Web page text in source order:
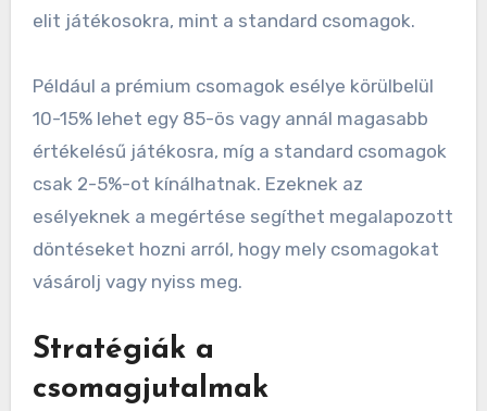
elit játékosokra, mint a standard csomagok.
Például a prémium csomagok esélye körülbelül
10-15% lehet egy 85-ös vagy annál magasabb
értékelésű játékosra, míg a standard csomagok
csak 2-5%-ot kínálhatnak. Ezeknek az
esélyeknek a megértése segíthet megalapozott
döntéseket hozni arról, hogy mely csomagokat
vásárolj vagy nyiss meg.
Stratégiák a
csomagjutalmak